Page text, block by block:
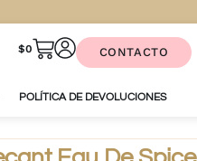
$0 CONTACTO
POLÍTICA DE DEVOLUCIONES